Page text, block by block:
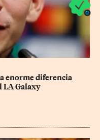
enorme diferencia
LA Galaxy